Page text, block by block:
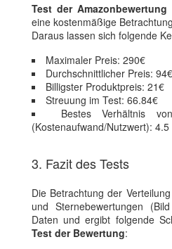
Test der Amazonbewertung
eine kostenmäßige
Daraus lassen sich folgende
Maximaler Preis: 290€
Durchschnittlicher Preis: 94€
Billigster Produktpreis: 21€
Streuung im Test: 66.84€
Bestes Verhältnis
(Kostenaufwand/Nutzwert):
3. Fazit des Tests
Die Betrachtung der
und Sternebewertungen
Daten und ergibt folgende
Test der Bewertung: